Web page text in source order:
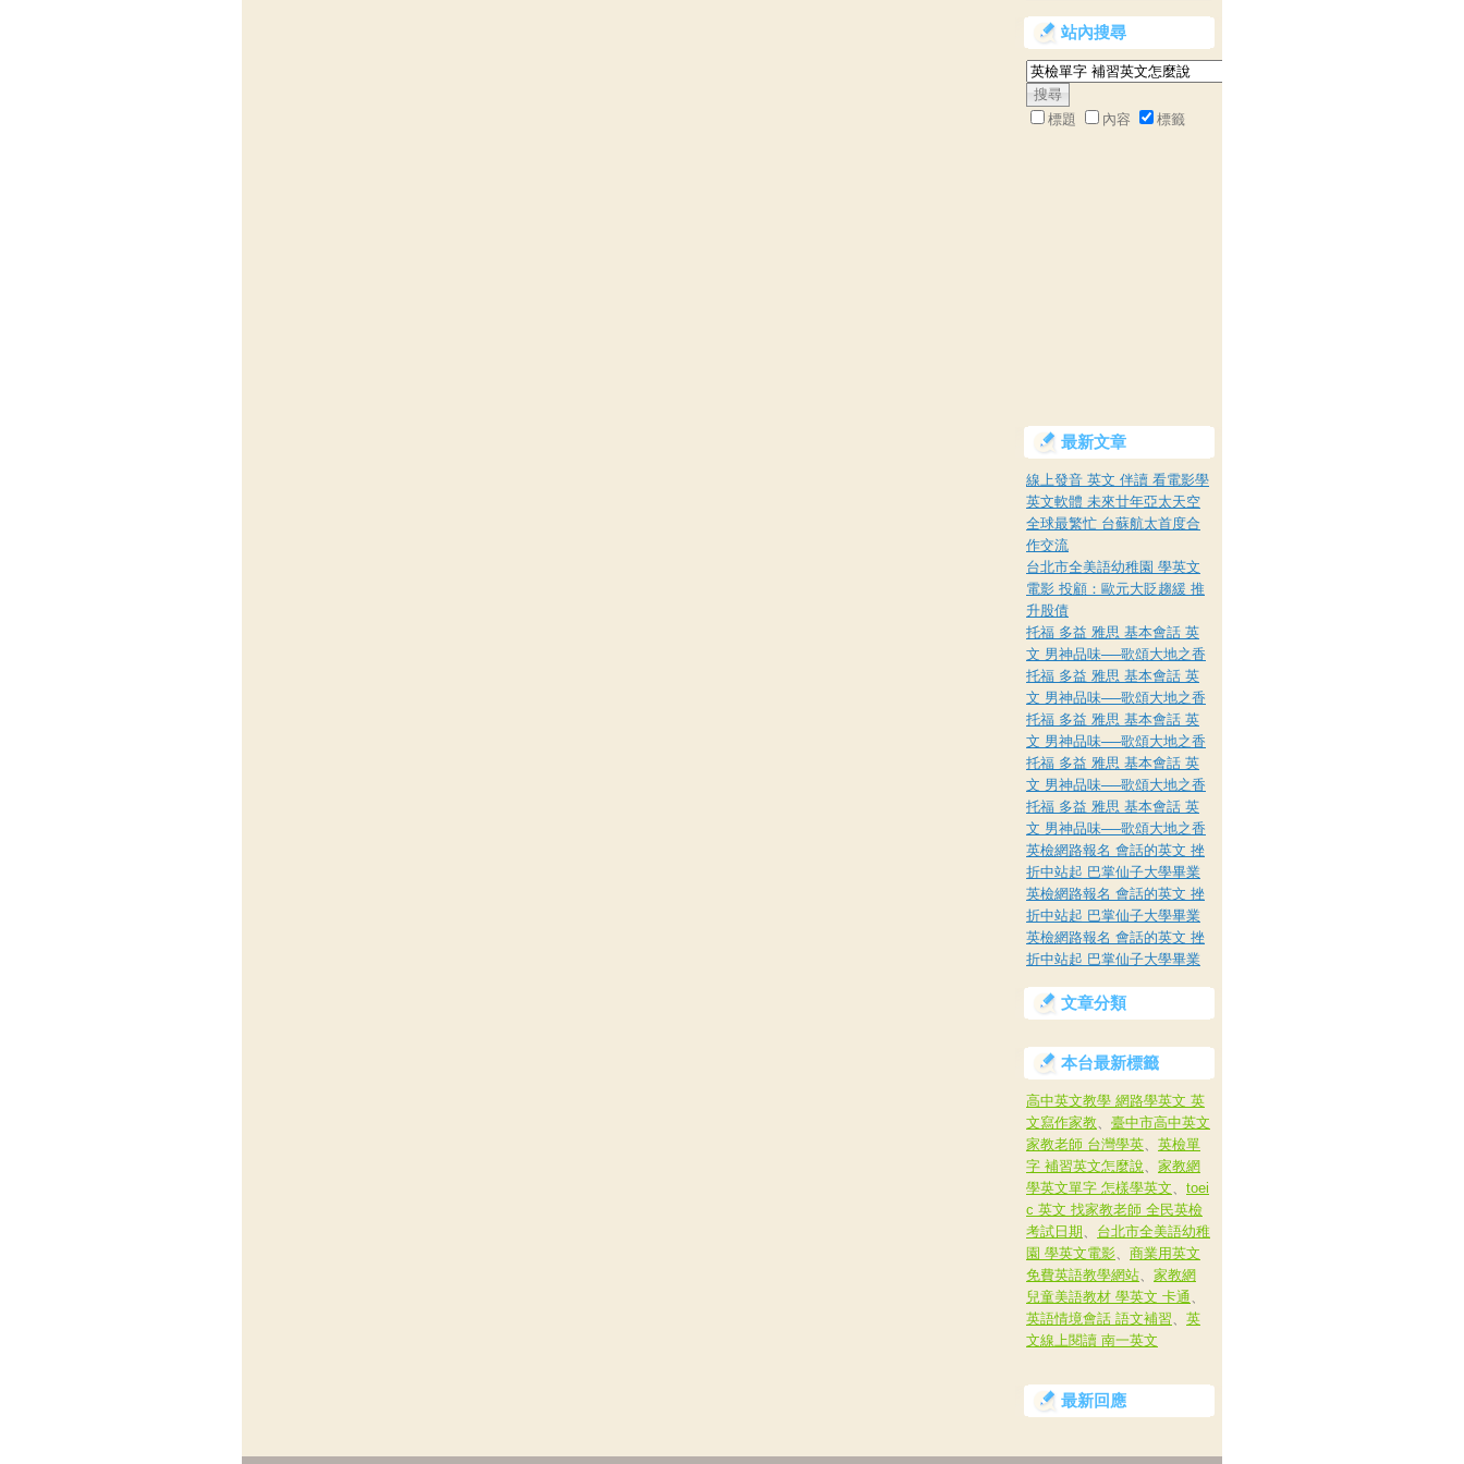
站內搜尋
標題 內容 標籤
最新文章
線上發音 英文 伴讀 看電影學
英文軟體 未來廿年亞太天空
全球最繁忙 台蘇航太首度合
作交流
台北市全美語幼稚園 學英文
電影 投顧：歐元大貶趨緩 推
升股債
托福 多益 雅思 基本會話 英
文 男神品味──歌頌大地之香
托福 多益 雅思 基本會話 英
文 男神品味──歌頌大地之香
托福 多益 雅思 基本會話 英
文 男神品味──歌頌大地之香
托福 多益 雅思 基本會話 英
文 男神品味──歌頌大地之香
托福 多益 雅思 基本會話 英
文 男神品味──歌頌大地之香
英檢網路報名 會話的英文 挫
折中站起 巴掌仙子大學畢業
英檢網路報名 會話的英文 挫
折中站起 巴掌仙子大學畢業
英檢網路報名 會話的英文 挫
折中站起 巴掌仙子大學畢業
文章分類
本台最新標籤
高中英文教學 網路學英文 英
文寫作家教、 臺中市高中英文
家教老師 台灣學英、 英檢單
字 補習英文怎麼說、 家教網
學英文單字 怎樣學英文、 toei
c 英文 找家教老師 全民英檢
考試日期、 台北市全美語幼稚
園 學英文電影、 商業用英文
免費英語教學網站、 家教網
兒童美語教材 學英文 卡通、
英語情境會話 語文補習、 英
文線上閱讀 南一英文
最新回應